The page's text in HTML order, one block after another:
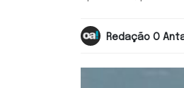
Redação O